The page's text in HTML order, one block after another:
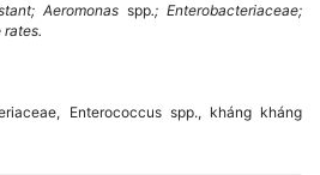
Aeromonas spp.; Enterobacteriaceae;
rates.
Enterococcus spp., kháng kháng